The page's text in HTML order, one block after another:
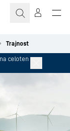
Trajnost
celoten